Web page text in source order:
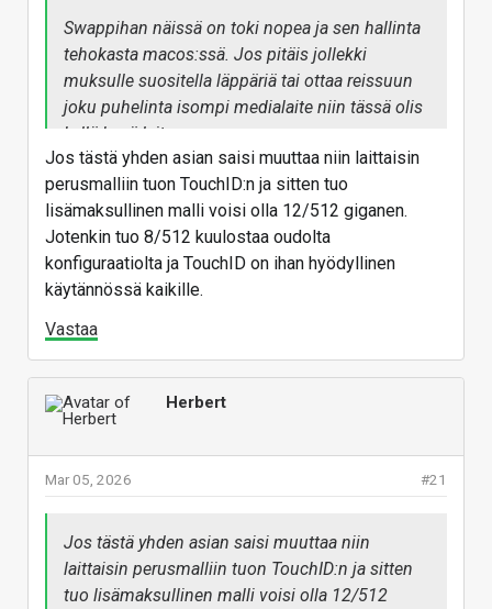
Swappihan näissä on toki nopea ja sen hallinta
tehokasta macos:ssä. Jos pitäis jollekki
muksulle suositella läppäriä tai ottaa reissuun
joku puhelinta isompi medialaite niin tässä olis
kyllä hyvä laite.
Jos tästä yhden asian saisi muuttaa niin laittaisin
perusmalliin tuon TouchID:n ja sitten tuo
lisämaksullinen malli voisi olla 12/512 giganen.
Jotenkin tuo 8/512 kuulostaa oudolta
konfiguraatiolta ja TouchID on ihan hyödyllinen
käytännössä kaikille.
Vastaa
Herbert
#21
Mar 05, 2026
Jos tästä yhden asian saisi muuttaa niin
laittaisin perusmalliin tuon TouchID:n ja sitten
tuo lisämaksullinen malli voisi olla 12/512